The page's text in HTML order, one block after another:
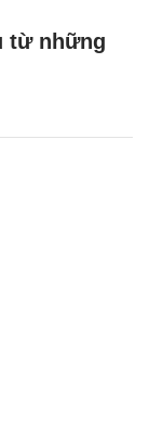
từ những